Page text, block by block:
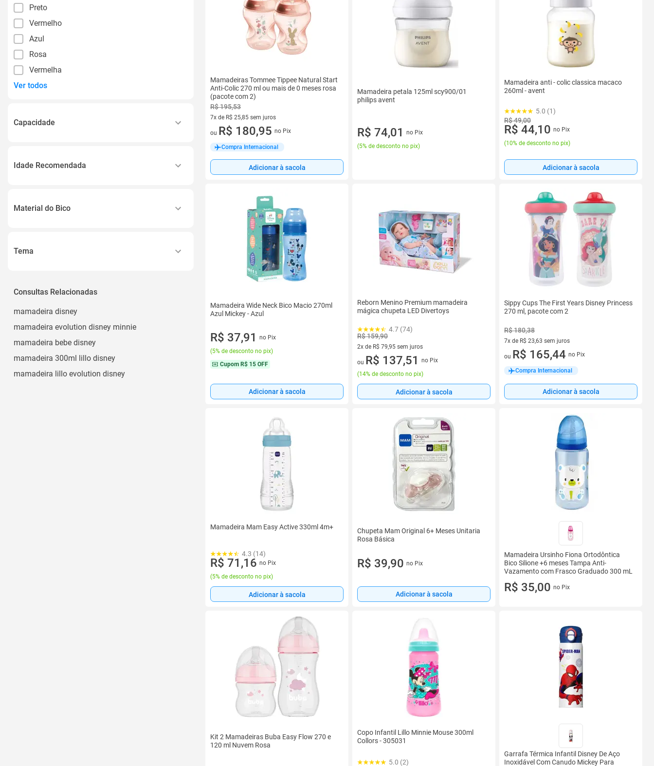
Preto
Vermelho
Azul
Rosa
Vermelha
Ver todos
Capacidade
Idade Recomendada
A Partir de 3 Anos
Material do Bico
Tema
Disney Princess
Consultas Relacionadas
mamadeira disney
mamadeira evolution disney minnie
mamadeira bebe disney
mamadeira 300ml lillo disney
mamadeira lillo evolution disney
Mamadeiras Tommee Tippee Natural Start
Anti-Colic 270 ml ou mais de 0 meses rosa
(pacote com 2)
R$ 195,53
7x de R$ 25,85 sem juros
7 vez de R$ 25,85 sem juros
ou R$ 180,95 no Pix
Compra Internacional
Adicionar à sacola
Mamadeira petala 125ml scy900/01
philips avent
R$ 74,01
no Pix
(5% de desconto no pix)
Mamadeira anti - colic classica macaco
260ml - avent
5.0 (1)
R$ 49,00
R$ 44,10 no Pix
(10% de desconto no pix)
Adicionar à sacola
Mamadeira Wide Neck Bico Macio 270ml
Azul Mickey - Azul
R$ 37,91
no Pix
(5% de desconto no pix)
Cupom R$ 15 OFF
Adicionar à sacola
Reborn Menino Premium mamadeira
mágica chupeta LED Divertoys
4.7 (74)
R$ 159,90
2x de R$ 79,95 sem juros
2 vez de R$ 79,95 sem juros
ou R$ 137,51
no Pix
(14% de desconto no pix)
Adicionar à sacola
Sippy Cups The First Years Disney Princess
270 ml, pacote com 2
R$ 180,38
7x de R$ 23,63 sem juros
7 vez de R$ 23,63 sem juros
ou R$ 165,44 no Pix
Compra Internacional
Adicionar à sacola
Mamadeira Mam Easy Active 330ml 4m+
4.3 (14)
R$ 71,16 no Pix
(5% de desconto no pix)
Adicionar à sacola
Chupeta Mam Original 6+ Meses Unitaria
Rosa Básica
R$ 39,90 no Pix
Adicionar à sacola
Mamadeira Ursinho Fiona Ortodôntica
Bico Silione +6 meses Tampa Anti-
Vazamento com Frasco Graduado 300 mL
R$ 35,00 no Pix
Kit 2 Mamadeiras Buba Easy Flow 270 e
120 ml Nuvem Rosa
Copo Infantil Lillo Minnie Mouse 300ml
Collors - 305031
5.0 (2)
Garrafa Térmica Infantil Disney De Aço
Inoxidável Com Canudo Mickey Para